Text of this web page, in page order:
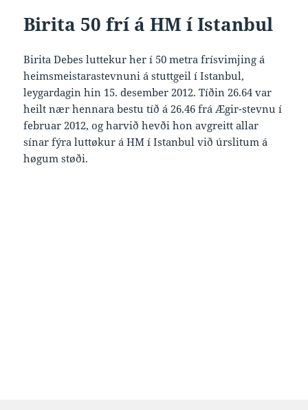
Birita 50 frí á HM í Istanbul
Birita Debes luttekur her í 50 metra frísvimjing á
heimsmeistarastevnuni á stuttgeil í Istanbul,
leygardagin hin 15. desember 2012. Tíðin 26.64 var
heilt nær hennara bestu tíð á 26.46 frá Ægir-stevnu í
februar 2012, og harvið hevði hon avgreitt allar
sínar fýra luttøkur á HM í Istanbul við úrslitum á
høgum støði.